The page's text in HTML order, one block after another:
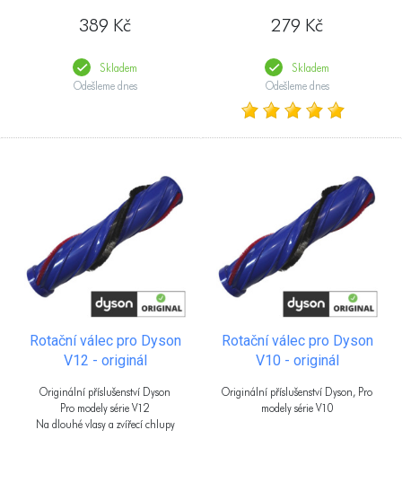
389 Kč
Skladem
Odešleme dnes
279 Kč
Skladem
Odešleme dnes
Rotační válec pro Dyson
V12 - originál
Originální příslušenství Dyson
Pro modely série V12
Na dlouhé vlasy a zvířecí chlupy
Rotační válec pro Dyson
V10 - originál
Originální příslušenství Dyson, Pro
modely série V10